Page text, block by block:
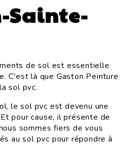
Sainte-
de sol est essentielle
C'est là que Gaston Peinture
sol pvc.
le sol pvc est devenu une
pour cause, il présente de
sommes fiers de vous
au sol pvc pour répondre à